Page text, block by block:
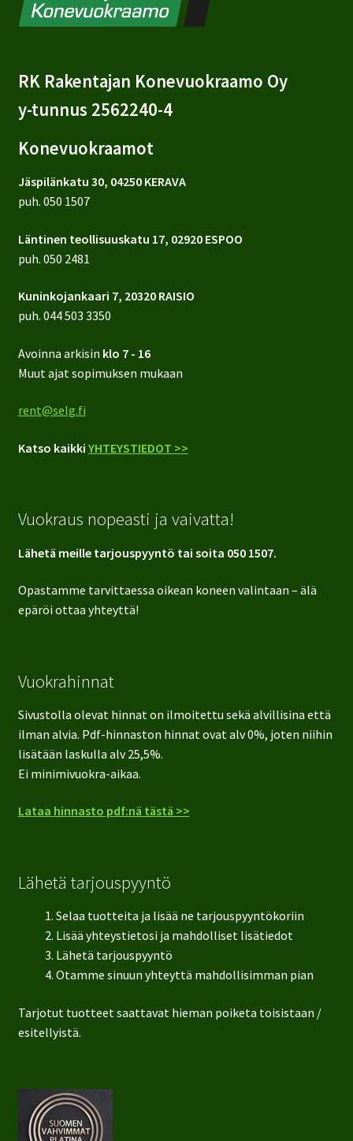
RK Rakentajan Konevuokraamo Oy
y-tunnus 2562240-4
Konevuokraamot
Jäspilänkatu 30, 04250 KERAVA
puh. 050 1507
Läntinen teollisuuskatu 17, 02920 ESPOO
puh. 050 2481
Kuninkojankaari 7, 20320 RAISIO
puh. 044 503 3350
Avoinna arkisin klo 7 - 16
Muut ajat sopimuksen mukaan
rent@selg.fi
Katso kaikki YHTEYSTIEDOT >>
Vuokraus nopeasti ja vaivatta!
Lähetä meille tarjouspyyntö tai soita 050 1507.
Opastamme tarvittaessa oikean koneen valintaan – älä
epäröi ottaa yhteyttä!
Vuokrahinnat
Sivustolla olevat hinnat on ilmoitettu sekä alvillisina että
ilman alvia. Pdf-hinnaston hinnat ovat alv 0%, joten niihin
lisätään laskulla alv 25,5%.
Ei minimivuokra-aikaa.
Lataa hinnasto pdf:nä tästä >>
Lähetä tarjouspyyntö
Selaa tuotteita ja lisää ne tarjouspyyntökoriin
Lisää yhteystietosi ja mahdolliset lisätiedot
Lähetä tarjouspyyntö
Otamme sinuun yhteyttä mahdollisimman pian
Tarjotut tuotteet saattavat hieman poiketa toisistaan /
esitellyistä.